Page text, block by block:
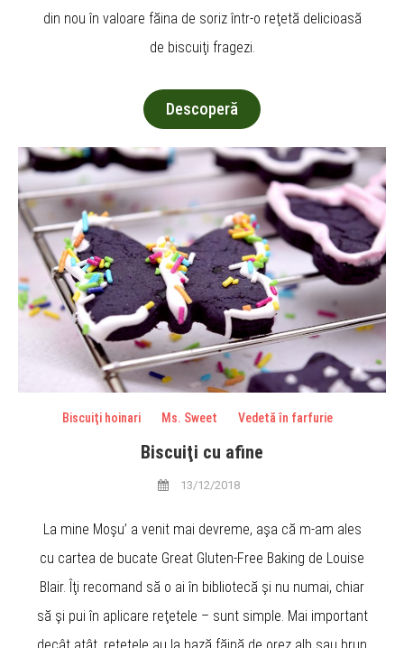
din nou în valoare făina de soriz într-o reţetă delicioasă
de biscuiţi fragezi.
Descoperă
Biscuiţi hoinari Ms. Sweet Vedetă în farfurie
Biscuiţi cu afine
13/12/2018
La mine Moşu’ a venit mai devreme, aşa că m-am ales
cu cartea de bucate Great Gluten-Free Baking de Louise
Blair. Îţi recomand să o ai în bibliotecă şi nu numai, chiar
să şi pui în aplicare reţetele – sunt simple. Mai important